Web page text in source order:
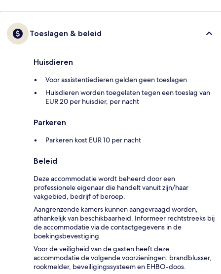
Toeslagen & beleid
Huisdieren
Voor assistentiedieren gelden geen toeslagen
Huisdieren worden toegelaten tegen een toeslag van
EUR 20 per huisdier, per nacht
Parkeren
Parkeren kost EUR 10 per nacht
Beleid
Deze accommodatie wordt beheerd door een
professionele eigenaar die handelt vanuit zijn/haar
vakgebied, bedrijf of beroep.
Aangrenzende kamers kunnen aangevraagd worden,
afhankelijk van beschikbaarheid. Informeer rechtstreeks bij
de accommodatie via de contactgegevens in de
boekingsbevestiging.
Voor de veiligheid van de gasten heeft deze
accommodatie de volgende voorzieningen: brandblusser,
rookmelder, beveiligingssysteem en EHBO-doos.